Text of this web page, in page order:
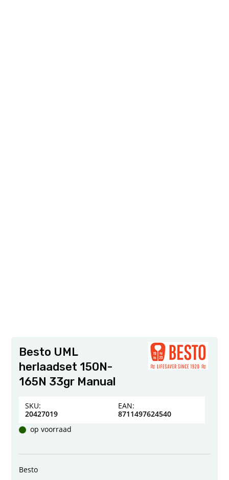
Besto UML
herlaadset 150N-
165N 33gr Manual
SKU:
20427019
EAN:
8711497624540
op voorraad
Besto